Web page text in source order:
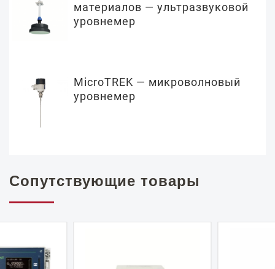
материалов — ультразвуковой
уровнемер
MicroTREK — микроволновый
уровнемер
Сопутствующие товары